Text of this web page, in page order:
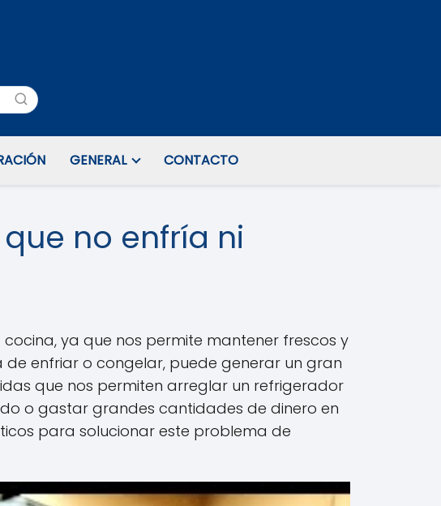
GENERAL CONTACTO
no enfría ni
ya que nos permite mantener frescos y
enfriar o congelar, puede generar un gran
que nos permiten arreglar un refrigerador
o gastar grandes cantidades de dinero en
para solucionar este problema de